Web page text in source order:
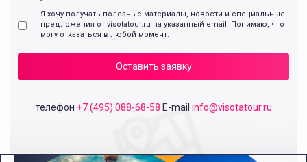
Я хочу получать полезные материалы, новости и специальные
предложения от visotatour.ru на указанный email. Понимаю, что
могу отказаться в любой момент.
Оставить заявку
телефон +7 (495) 088-68-58 E-mail info@visotatour.ru